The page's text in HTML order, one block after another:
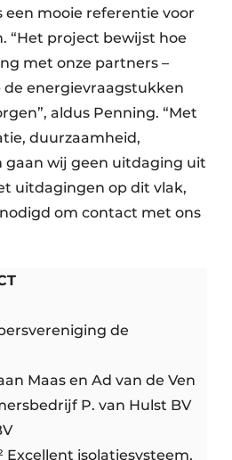
een mooie referentie voor
“Het project bewijst hoe
met onze partners –
energievraagstukken
aldus Penning. “Met
duurzaamheid,
gaan wij geen uitdaging uit
uitdagingen op dit vlak,
om contact met ons
de
Maas en Ad van de Ven
P. van Hulst BV
Excellent isolatiesysteem,